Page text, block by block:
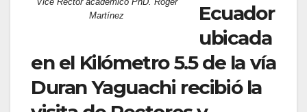
Martínez
Ecuador
ubicada
en el Kilómetro 5.5 de la vía
Duran Yaguachi recibió la